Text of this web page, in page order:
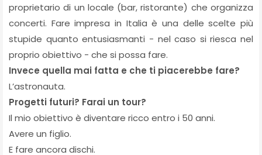
proprietario di un locale (bar, ristorante) che organizza
concerti. Fare impresa in Italia è una delle scelte più
stupide quanto entusiasmanti - nel caso si riesca nel
proprio obiettivo - che si possa fare.
Invece quella mai fatta e che ti piacerebbe fare?
L’astronauta.
Progetti futuri? Farai un tour?
Il mio obiettivo è diventare ricco entro i 50 anni.
Avere un figlio.
E fare ancora dischi.